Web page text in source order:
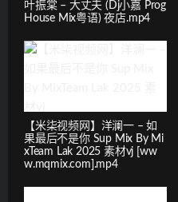
叶振棠 – 大丈夫 (Dj小嘉 Prog
House Mix粤语) 夜店.mp4
【米柒视频网】洋澜一 – 如
果最后不是你 Sup Mix By Mi
xTeam Lak 2025 素材vj [ww
w.mqmix.com].mp4